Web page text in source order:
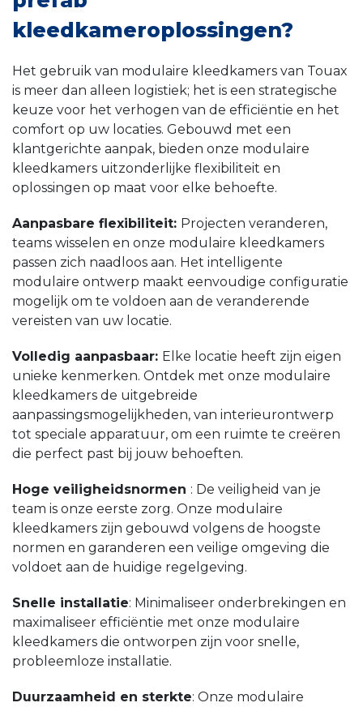
kleedkameroplossingen?
Het gebruik van modulaire kleedkamers van Touax
is meer dan alleen logistiek; het is een strategische
keuze voor het verhogen van de efficiëntie en het
comfort op uw locaties. Gebouwd met een
klantgerichte aanpak, bieden onze modulaire
kleedkamers uitzonderlijke flexibiliteit en
oplossingen op maat voor elke behoefte.
Aanpasbare flexibiliteit: Projecten veranderen,
teams wisselen en onze modulaire kleedkamers
passen zich naadloos aan. Het intelligente
modulaire ontwerp maakt eenvoudige configuratie
mogelijk om te voldoen aan de veranderende
vereisten van uw locatie.
Volledig aanpasbaar: Elke locatie heeft zijn eigen
unieke kenmerken. Ontdek met onze modulaire
kleedkamers de uitgebreide
aanpassingsmogelijkheden, van interieurontwerp
tot speciale apparatuur, om een ruimte te creëren
die perfect past bij jouw behoeften.
Hoge veiligheidsnormen : De veiligheid van je
team is onze eerste zorg. Onze modulaire
kleedkamers zijn gebouwd volgens de hoogste
normen en garanderen een veilige omgeving die
voldoet aan de huidige regelgeving.
Snelle installatie: Minimaliseer onderbrekingen en
maximaliseer efficiëntie met onze modulaire
kleedkamers die ontworpen zijn voor snelle,
probleemloze installatie.
Duurzaamheid en sterkte: Onze modulaire